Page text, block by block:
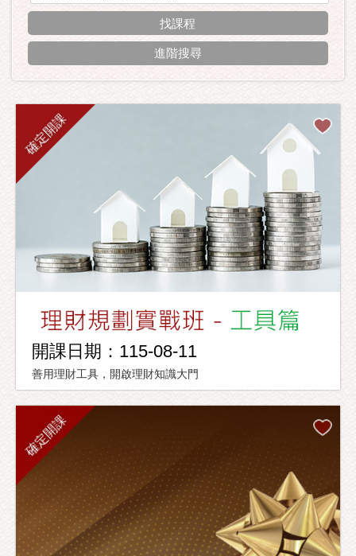
進階搜尋
確定開課
開課日期：115-08-11
善用理財工具，開啟理財知識大門
確定開課